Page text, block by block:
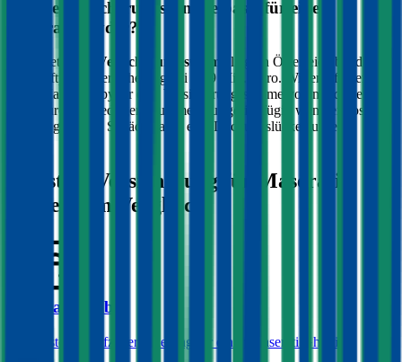
Welche Versicherungssumme passt für einen
Maserati
Spyder ?
Die gesetzliche Versicherungssumme liegt in Österreich bei der
Kfz-Haftpflichtversicherung bei 7,79 Mio. Euro. Wir empfehlen für
Maserati Spydereine Versicherungssumme von mindestens 20
Mio. Euro, da niedrigere Summen nur geringfügig weniger kosten
und bei größeren Schäden aber eine Deckungslücke auftreten
Günstige Versicherung für
Maserati
Modelle im Vergleich:
Maserati Ghibli
Was kostet die Kfz-Versicherung für einen Maserati Ghibli?